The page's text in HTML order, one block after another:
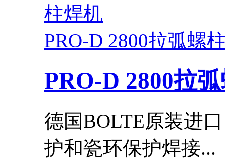
PRO-D 2800拉弧螺
PRO-D 2800拉
德国BOLTE原装进
护和瓷环保护焊接...